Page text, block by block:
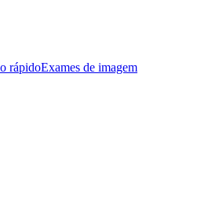
rápidoExames de imagem